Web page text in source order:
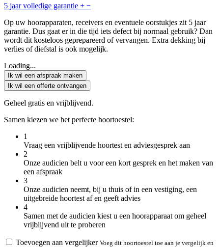
5 jaar volledige garantie + −
Op uw hoorapparaten, receivers en eventuele oorstukjes zit 5 jaar
garantie. Dus gaat er in die tijd iets defect bij normaal gebruik? Dan
wordt dit kosteloos geprepareerd of vervangen. Extra dekking bij
verlies of diefstal is ook mogelijk.
Loading...
Ik wil een afspraak maken
Ik wil een offerte ontvangen
Geheel gratis en vrijblijvend.
Samen kiezen we het perfecte hoortoestel:
1
Vraag een vrijblijvende hoortest en adviesgesprek aan
2
Onze audicien belt u voor een kort gesprek en het maken van
een afspraak
3
Onze audicien neemt, bij u thuis of in een vestiging, een
uitgebreide hoortest af en geeft advies
4
Samen met de audicien kiest u een hoorapparaat om geheel
vrijblijvend uit te proberen
Toevoegen aan vergelijker Voeg dit hoortoestel toe aan je vergelijk en